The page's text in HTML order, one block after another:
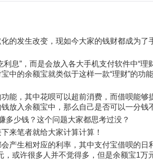
的发生改变，现如今大家的钱财都成为
息”，而是会放入各大手机支付软件中“
的余额宝就类似于这样一款“理财”的功
能，其中花呗可以超前消费，而借呗能
放入余额宝中，那么自己是否可以一分钱
多少钱？这个问题大家都思考过没？
来笔者就给大家计算计算！
产生相对应的利率，其中支付宝借呗的
或许很多人并不觉得多，但是余额宝1万